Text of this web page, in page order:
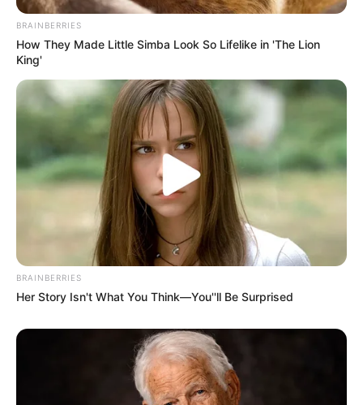
BRAINBERRIES
How They Made Little Simba Look So Lifelike in 'The Lion
King'
BRAINBERRIES
Her Story Isn't What You Think—You''ll Be Surprised